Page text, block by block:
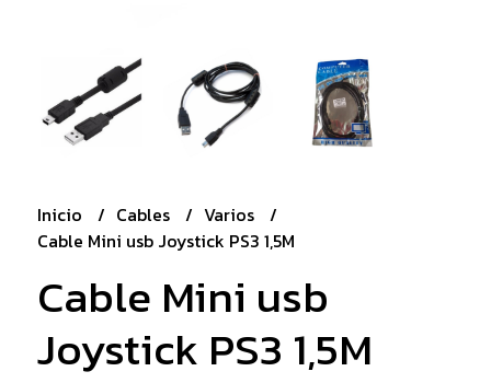
Inicio Cables
Varios
Cable Mini usb Joystick PS3 1,5M
Cable Mini usb
Joystick PS3 1,5M